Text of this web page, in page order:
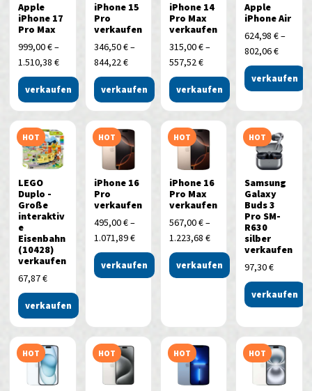
Apple
iPhone 17
Pro Max
999,00€–
1.510,38€
verkaufen
iPhone 15
Pro
verkaufen
346,50€–
844,22€
verkaufen
iPhone 14
Pro Max
verkaufen
315,00€–
557,52€
verkaufen
Apple
iPhone Air
624,98€–
802,06€
verkaufen
HOT
LEGO
Duplo -
Große
interaktiv
e
Eisenbahn
(10428)
verkaufen
67,87€
verkaufen
HOT
iPhone 16
Pro
verkaufen
495,00€–
1.071,89€
verkaufen
HOT
iPhone 16
Pro Max
verkaufen
567,00€–
1.223,68 €
verkaufen
HOT
Samsung
Galaxy
Buds 3
Pro SM-
R630
silber
verkaufen
97,30€
verkaufen
HOT HOT HOT HOT